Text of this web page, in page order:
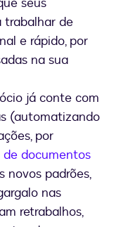
trabalhar de
e rápido, por
na sua
já conte com
(automatizando
por
documentos
novos padrões,
nas
retrabalhos,